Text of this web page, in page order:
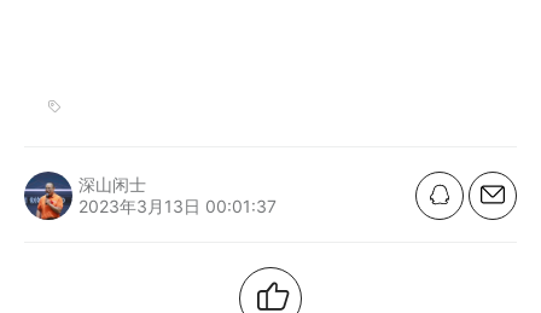
深山闲士
2023年3月13日 00:01:37